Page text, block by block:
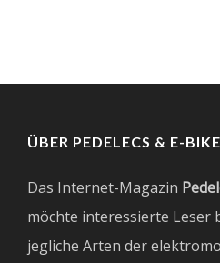
ÜBER PEDELECS & E-
Das Internet-Magazin
möchte interessierte Leser
jegliche Arten der